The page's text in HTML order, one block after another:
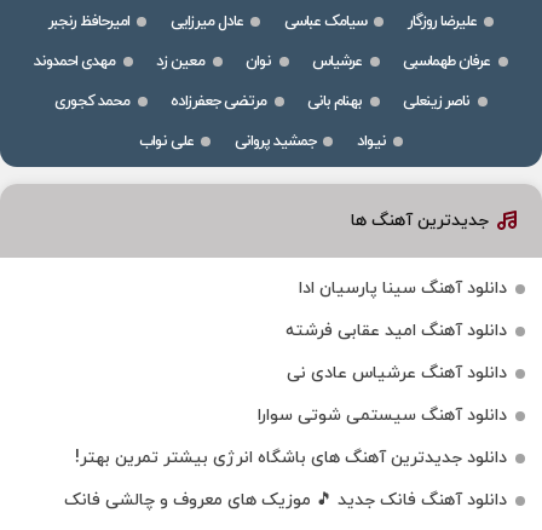
علیرضا روزگار سیامک عباسی عادل میرزایی
امیرحافظ رنجبر
عرفان طهماسبی
عرشیاس نوان معین زد
مهدی احمدوند
ناصر زینعلی
بهنام بانی مرتضی جعفرزاده
محمد کجوری
نیواد
جمشید پروانی علی نواب
جدیدترین آهنگ ها
دانلود آهنگ سینا پارسیان ادا
دانلود آهنگ امید عقابی فرشته
دانلود آهنگ عرشیاس عادی نی
دانلود آهنگ سیستمی شوتی سوارا
دانلود جدیدترین آهنگ‌ های باشگاه انرژی بیشتر تمرین بهتر!
دانلود آهنگ فانک جدید 🎵 موزیک‌ های معروف و چالشی فانک